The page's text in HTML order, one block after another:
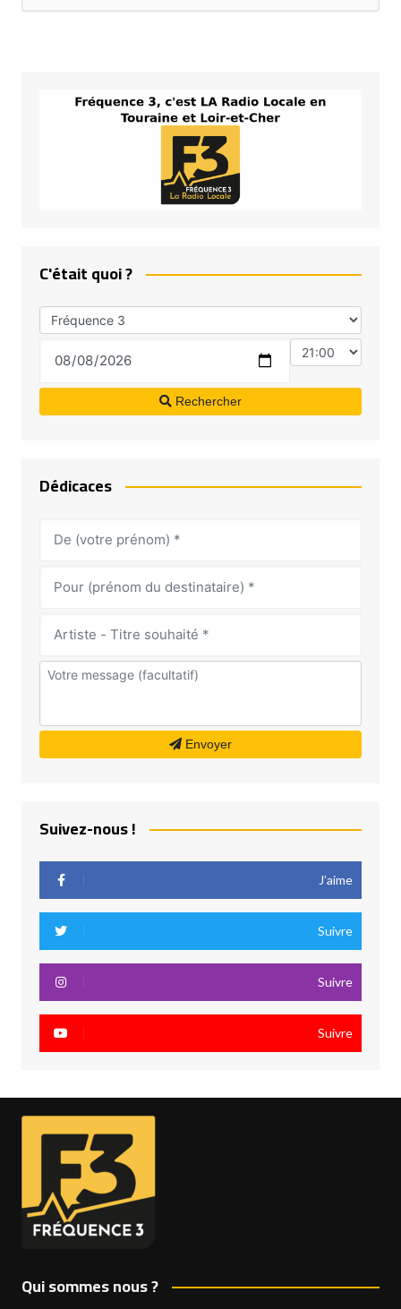
C'était quoi ?
Rechercher
Dédicaces
Envoyer
Suivez-nous !
J’aime
Suivre
Suivre
Suivre
Qui sommes nous ?